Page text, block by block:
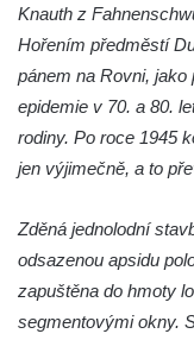
Kaple Panny
Kaple mezi
Třebonínem
Kaple v severní
Márnice na
Kaple u kostela
Kostel svatého
Kaple Božího
Knauth z
Hořením předměstí
pánem na Rovni,
epidemie v 70. a 80.
rodiny. Po roce 1945
jen výjimečně, a to
Zděná jednolodní
odsazenou apsidu
zapuštěna do hmoty
segmentovými okny.